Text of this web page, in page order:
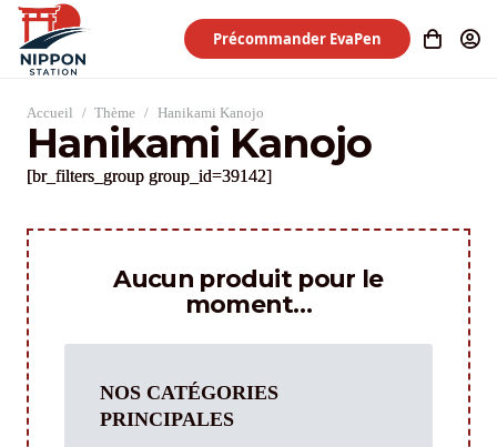
Précommander EvaPen
Accueil / Thème / Hanikami Kanojo
Hanikami Kanojo
[br_filters_group group_id=39142]
Aucun produit pour le
moment…
NOS CATÉGORIES
PRINCIPALES